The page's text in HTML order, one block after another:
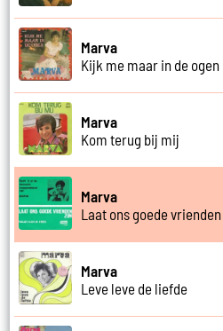
Marva
Kijk me maar in de ogen
Marva
Kom terug bij mij
Marva
Laat ons goede
Marva
Leve leve de liefde